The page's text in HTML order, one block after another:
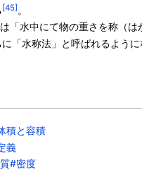
[45] 。
「水中にて物の重さを称（は
「水称法」と呼ばれるように
積と容積
義
#密度